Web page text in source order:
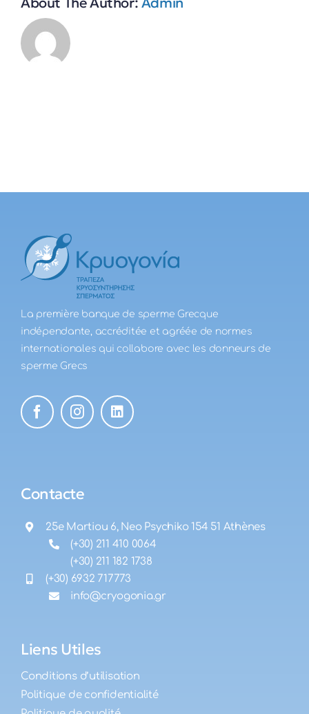
La première banque de sperme Grecque
indépendante, accréditée et agréée de normes
internationales qui collabore avec les donneurs de
sperme Grecs
Contacte
25e Martiou 6, Neo Psychiko 154 51 Athènes
(+30) 211 410 0064
(+30) 211 182 1738
(+30) 6932 717773
info@cryogonia.gr
Liens Utiles
Conditions d’utilisation
Politique de confidentialité